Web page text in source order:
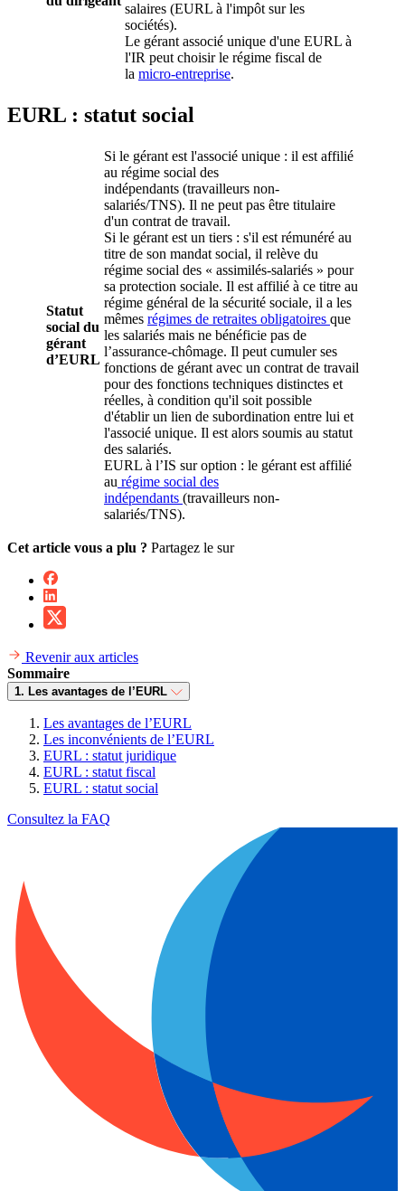
salaires (EURL à l'impôt sur les
sociétés).
Le gérant associé unique d'une EURL à
l'IR peut choisir le régime fiscal de
la micro-entreprise.
EURL : statut social
Statut
social du
gérant
d’EURL
Si le gérant est l'associé unique : il est affilié
au régime social des
indépendants (travailleurs non-
salariés/TNS). Il ne peut pas être titulaire
d'un contrat de travail.
Si le gérant est un tiers : s'il est rémunéré au
titre de son mandat social, il relève du
régime social des « assimilés-salariés » pour
sa protection sociale. Il est affilié à ce titre au
régime général de la sécurité sociale, il a les
mêmes régimes de retraites obligatoires que
les salariés mais ne bénéficie pas de
l’assurance-chômage. Il peut cumuler ses
fonctions de gérant avec un contrat de travail
pour des fonctions techniques distinctes et
réelles, à condition qu'il soit possible
d'établir un lien de subordination entre lui et
l'associé unique. Il est alors soumis au statut
des salariés.
EURL à l’IS sur option : le gérant est affilié
au régime social des
indépendants (travailleurs non-
salariés/TNS).
Cet article vous a plu ? Partagez le sur
Revenir aux articles
Sommaire
1. Les avantages de l’EURL
Les avantages de l’EURL
Les inconvénients de l’EURL
EURL : statut juridique
EURL : statut fiscal
EURL : statut social
Consultez la FAQ